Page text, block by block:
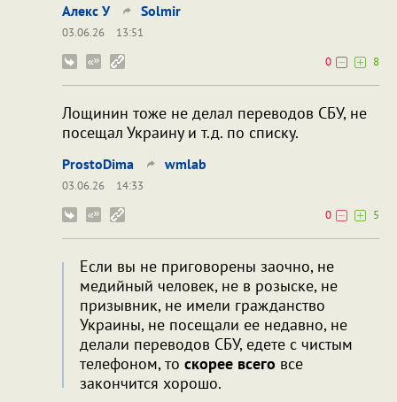
Алекс У Solmir
03.06.26
13:51
0
8
Лощинин тоже не делал переводов СБУ, не
посещал Украину и т.д. по списку.
ProstoDima wmlab
03.06.26
14:33
0
5
Если вы не приговорены заочно, не
медийный человек, не в розыске, не
призывник, не имели гражданство
Украины, не посещали ее недавно, не
делали переводов СБУ, едете с чистым
телефоном, то скорее всего все
закончится хорошо.